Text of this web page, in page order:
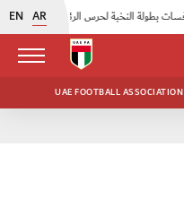
EN AR
UAE FOOTBALL ASSOCIATION